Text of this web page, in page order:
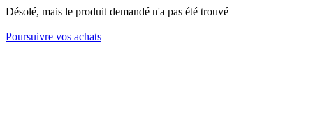
Désolé, mais le produit demandé n'a pas été trouvé
Poursuivre vos achats